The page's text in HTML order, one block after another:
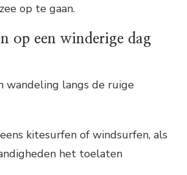
op te gaan.
op een winderige dag
wandeling langs de ruige
kitesurfen of windsurfen, als
het toelaten